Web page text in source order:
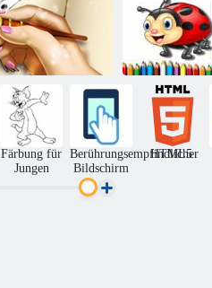
Musik-Malbuch
Marienkäfer
Malbuch
Färbung für
Jungen
Berührungsempfindlicher
Bildschirm
HTML5